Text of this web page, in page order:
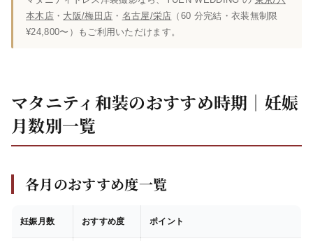
本木店・ 大阪/梅田店 ・ 名古屋/栄店 （60 分完結・衣装無制限
¥24,800〜）もご利用いただけます。
マタニティ和装のおすすめ時期｜妊娠
月数別一覧
各月のおすすめ度一覧
妊娠月数 おすすめ度 ポイント